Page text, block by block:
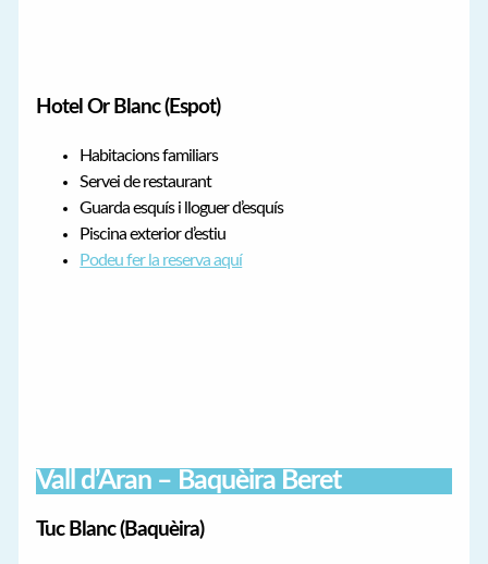
Hotel Or Blanc (Espot)
Habitacions familiars
Servei de restaurant
Guarda esquís i lloguer d’esquís
Piscina exterior d’estiu
Podeu fer la reserva aquí
Vall d’Aran – Baquèira Beret
Tuc Blanc (Baquèira)